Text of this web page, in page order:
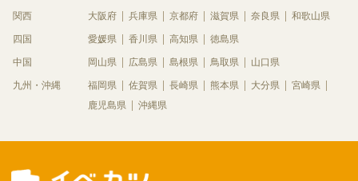
関西 大阪府 兵庫県 京都府 滋賀県 奈良県 和歌山県
四国 愛媛県 香川県 高知県 徳島県
中国 岡山県 広島県 島根県 鳥取県 山口県
九州・沖縄 福岡県 佐賀県 長崎県 熊本県 大分県
宮崎県
鹿児島県
沖縄県